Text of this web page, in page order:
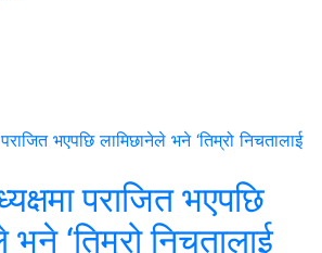
पराजित भएपछि
भने ‘तिम्रो निचतालाई